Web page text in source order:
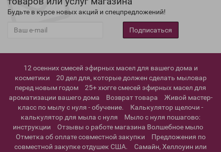
Будьте в курсе новых акций и спецпредложений!
Подписаться
12 осенних смесей эфирных масел для вашего дома и
косметики
20 дел для, которые должен сделать мыловар
перед новым годом
25+ хюгге смесей эфирных масел для
ароматизации вашего дома
Возврат товара
Живой мастер-
класс по мылу с нуля - обучение.
Калькулятор щелочи -
калькулятор для мыла с нуля
Мыло с нуля пошагово:
инструкции
Отзывы о работе магазина Волшебное мыло
Отметка об оплате совместной закупки
Предложения по
совместной закупке отдушек США.
Самайн, Хеллоуин или